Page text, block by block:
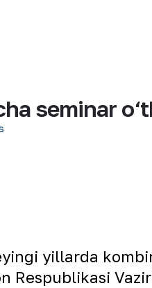
seminar
yillarda
Respublikasi